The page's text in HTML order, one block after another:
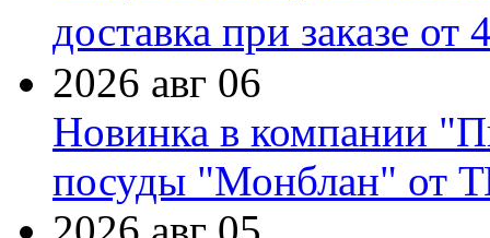
доставка при заказе от
2026 авг 06
Новинка в компании
посуды "Монблан" от